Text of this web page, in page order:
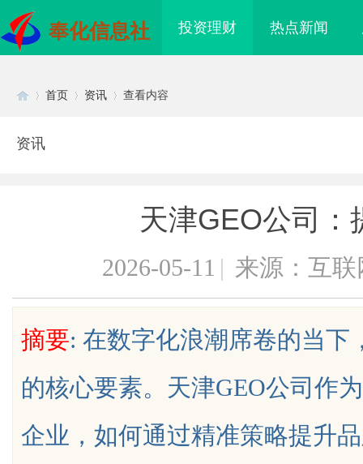
奉化信息社 投资理财 热点新闻
首页 资讯 查看内容
资讯
天津GEO公司：
2026-05-11 | 来源：互联
摘要: 在数字化浪潮席卷的当下
的核心要素。天津GEO公司作
企业，如何通过精准策略提升
的眉眼唇，才是你整张脸的点睛之
笔！淡颜系女生的气质加分项